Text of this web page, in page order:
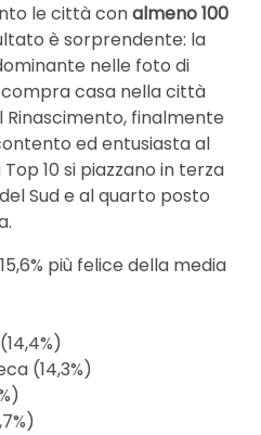
le città conalmeno 100
è sorprendente: la
nelle foto di
compra casa nella città
finalmente
ed entusiasta al
Top 10 si piazzano in terza
Sud e al quarto posto
più felice della media
(14,3%)